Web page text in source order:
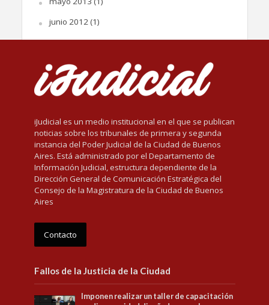
junio 2012(1)
iJudicial es un medio institucional en el que se publican
noticias sobre los tribunales de primera y segunda
instancia del Poder Judicial de la Ciudad de Buenos
Aires. Está administrado por el Departamento de
Información Judicial, estructura dependiente de la
Dirección General de Comunicación Estratégica del
Consejo de la Magistratura de la Ciudad de Buenos
Aires
Contacto
Fallos de la Justicia de la Ciudad
Imponen realizar un taller de capacitación